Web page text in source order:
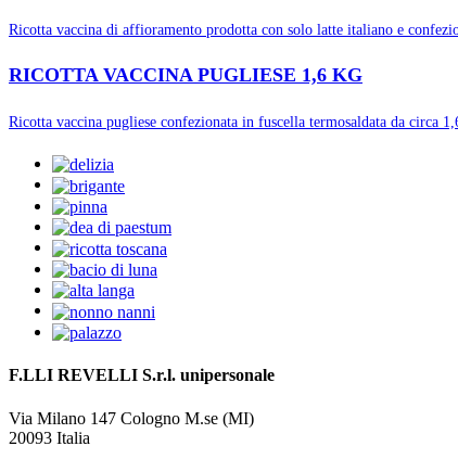
Ricotta vaccina di affioramento prodotta con solo latte italiano e
RICOTTA VACCINA PUGLIESE 1,6 KG
Ricotta vaccina pugliese confezionata in fuscella termosaldata da circa
F.LLI REVELLI S.r.l. unipersonale
Via Milano 147 Cologno M.se (MI)
20093 Italia